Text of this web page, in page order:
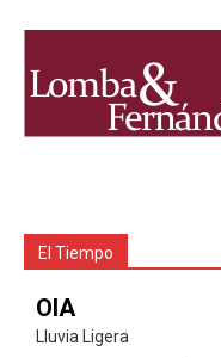
El Tiempo
OIA
Lluvia Ligera